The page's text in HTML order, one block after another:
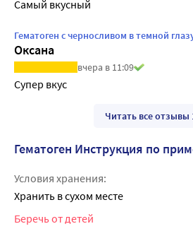
Самый вкусный
Гематоген с черносливом в темной
Оксана
вчера в 11:09
Супер вкус
Читать все отзывы
Гематоген Инструкция по
Условия хранения:
Хранить в сухом месте
Беречь от детей